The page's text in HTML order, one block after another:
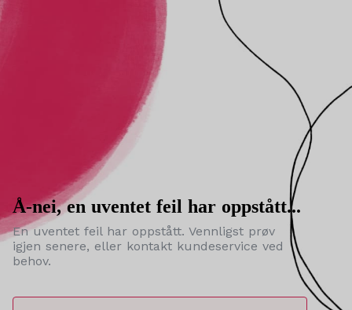
Å-nei, en uventet feil har oppstått...
En uventet feil har oppstått. Vennligst prøv
igjen senere, eller kontakt kundeservice ved
behov.